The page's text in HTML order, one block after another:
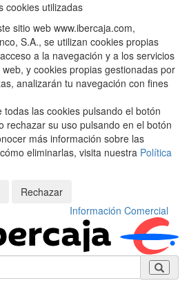
cookies utilizadas
sitio web www.ibercaja.com,
S.A., se utilizan cookies propias
a la navegación y a los servicios
y cookies propias gestionadas por
analizarán tu navegación con fines
las cookies pulsando el botón
rechazar su uso pulsando en el botón
más información sobre las
eliminarlas, visita nuestra Política
Rechazar
Información Comercial